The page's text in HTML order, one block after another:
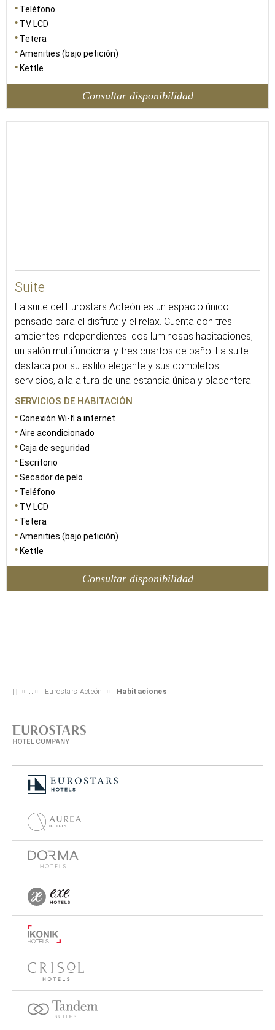
Teléfono
TV LCD
Tetera
Amenities (bajo petición)
Kettle
Consultar disponibilidad
Suite
La suite del Eurostars Acteón es un espacio único
pensado para el disfrute y el relax. Cuenta con tres
ambientes independientes: dos luminosas habitaciones,
un salón multifuncional y tres cuartos de baño. La suite
destaca por su estilo elegante y sus completos
servicios, a la altura de una estancia única y placentera.
SERVICIOS DE HABITACIÓN
Conexión Wi-fi a internet
Aire acondicionado
Caja de seguridad
Escritorio
Secador de pelo
Teléfono
TV LCD
Tetera
Amenities (bajo petición)
Kettle
Consultar disponibilidad
Eurostars Acteón Habitaciones